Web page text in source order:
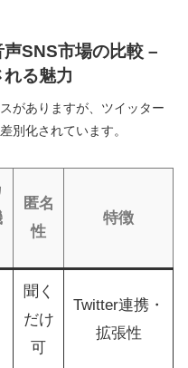
SNS市場の比較 –
る魅力
がありますが、ツイッター
別化されています。
匿名
性
特徴
聞く
だけ
可
Twitter連携・
拡張性